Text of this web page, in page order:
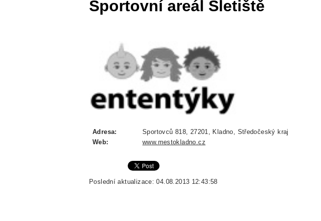
Sportovní areál Sletiště
Adresa:
Sportovců 818, 27201, Kladno, Středočeský kraj
Web:
www.mestokladno.cz
Poslední aktualizace: 04.08.2013 12:43:58